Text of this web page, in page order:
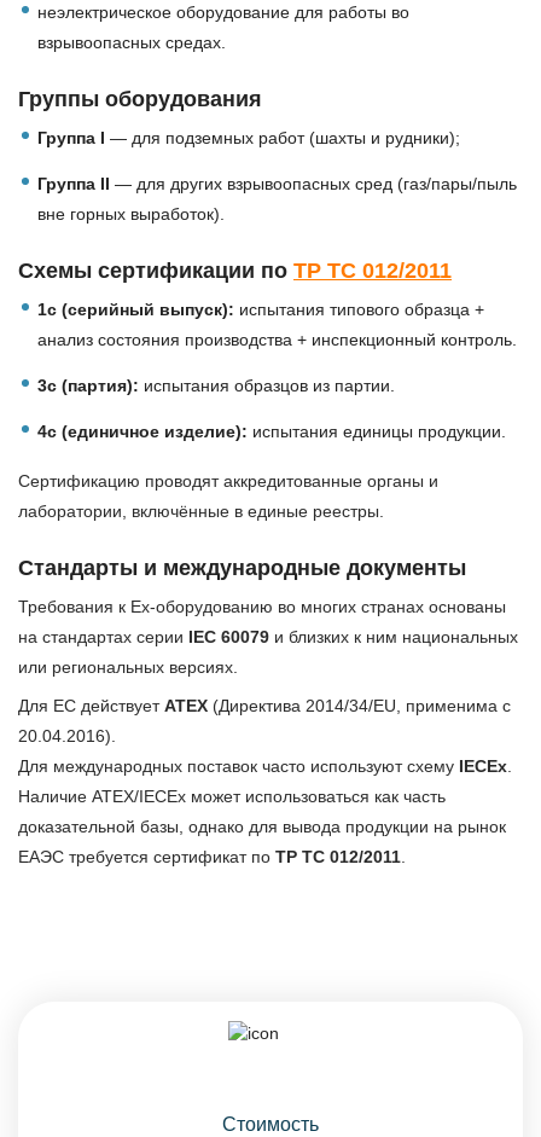
неэлектрическое оборудование для работы во
взрывоопасных средах.
Группы оборудования
Группа I — для подземных работ (шахты и рудники);
Группа II — для других взрывоопасных сред (газ/пары/пыль
вне горных выработок).
Схемы сертификации по ТР ТС 012/2011
1с (серийный выпуск): испытания типового образца +
анализ состояния производства + инспекционный контроль.
3с (партия): испытания образцов из партии.
4с (единичное изделие): испытания единицы продукции.
Сертификацию проводят аккредитованные органы и
лаборатории, включённые в единые реестры.
Стандарты и международные документы
Требования к Ex-оборудованию во многих странах основаны
на стандартах серии IEC 60079 и близких к ним национальных
или региональных версиях.
Для ЕС действуетATEX (Директива 2014/34/EU, применима с
20.04.2016).
Для международных поставок часто используют схему IECEx
Наличие ATEX/IECEx может использоваться как часть
доказательной базы, однако для вывода продукции на рынок
ЕАЭС требуется сертификат по ТР ТС 012/2011
Стоимость